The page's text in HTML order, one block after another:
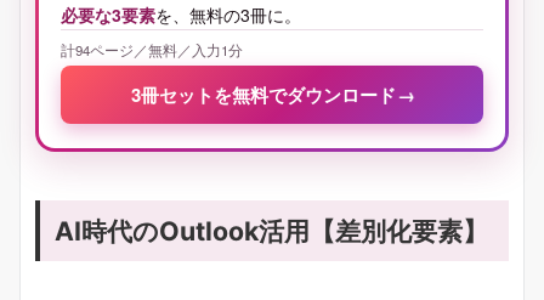
必要な3要素を、無料の3冊に。
計94ページ／無料／入力1分
3冊セットを無料でダウンロード →
AI時代のOutlook活用【差別化要素】